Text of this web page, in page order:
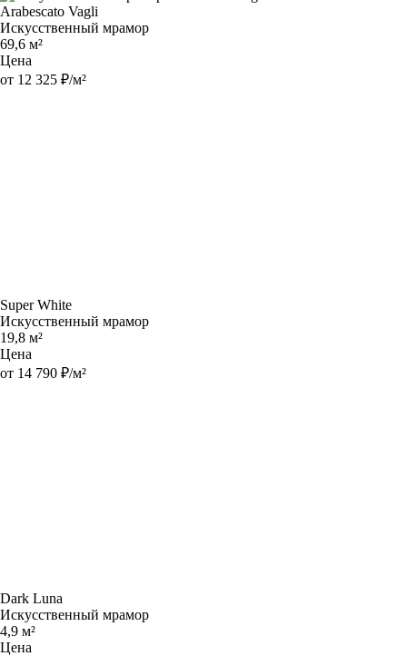
Arabescato Vagli
Искусственный мрамор
69,6 м²
Цена
от 12 325 ₽/м²
Super White
Искусственный мрамор
19,8 м²
Цена
от 14 790 ₽/м²
Dark Luna
Искусственный мрамор
4,9 м²
Цена